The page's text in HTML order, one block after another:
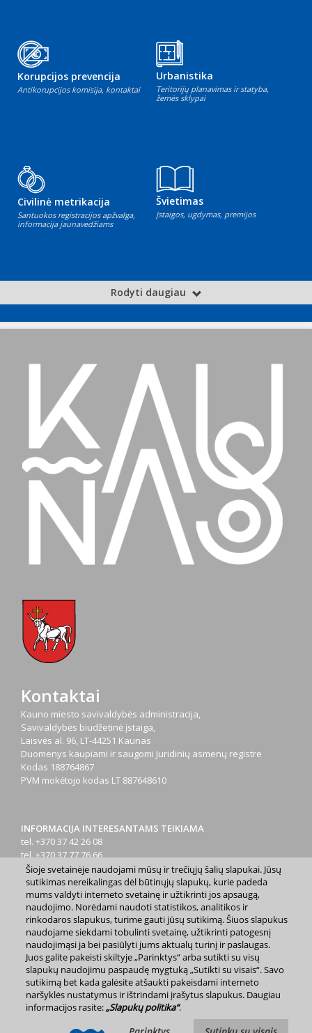
Korupcijos prevencija
Antikorupcijos komisija, kontaktai
Urbanistika
Teritorijų planavimas ir statyba,
žemės sklypai
Civilinė metrikacija
Santuokos registracijos apžvalga,
informacija jaunavedžiams
Švietimas
Įstaigos, ugdymas, premijos
Rodyti daugiau
Kontaktai
Kauno miesto savivaldybės administracija,
Savivaldybės biudžetinė įstaiga,
Laisvės al. 96, LT-44251 Kaunas
Duomenys kaupiami ir saugomi Juridinių asmenų registre
Kodas 188764867
PVM mokėtojo kodas LT 887648610
INFORMACIJA INTERESANTAMS TEIKIAMA
tel. +370 37 42 26 08
tel. +370 37 77 76 66
tel. +370 660 07000
el. p.info@kaunas.lt
2023 m. Kauno miesto savivaldybė. Kopijuoti ir platinti
www.kaunas.lt skelbiamą informaciją be autorių sutikimo draudžiama.
Svetainės žemėlapis »
Šioje svetainėje naudojami mūsų ir trečiųjų šalių slapukai. Jūsų
sutikimas nereikalingas dėl būtinųjų slapukų, kurie padeda
mums valdyti interneto svetainę ir užtikrinti jos apsaugą,
naudojimo. Norėdami naudoti statistikos, analitikos ir
rinkodaros slapukus, turime gauti jūsų sutikimą. Šiuos slapukus
naudojame siekdami tobulinti svetainę, užtikrinti patogesnį
naudojimąsi ja bei pasiūlyti jums aktualų turinį ir paslaugas.
Juos galite pakeisti skiltyje „Parinktys“ arba sutikti su visų
slapukų naudojimu paspaudę mygtuką „Sutikti su visais“. Savo
sutikimą bet kada galėsite atšaukti pakeisdami interneto
naršyklės nustatymus ir ištrindami įrašytus slapukus. Daugiau
informacijos rasite:„Slapukų politika“.